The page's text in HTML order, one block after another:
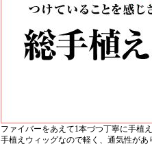
ファイバーをあえて1本づつ丁寧に手植
手植えウィッグなので軽く、通気性が